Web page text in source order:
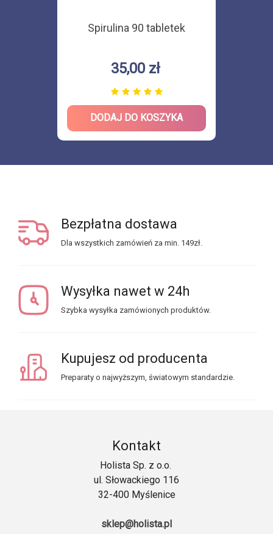
Spirulina 90 tabletek
35,00 zł
DODAJ DO KOSZYKA
Bezpłatna dostawa
Dla wszystkich zamówień za min. 149zł.
Wysyłka nawet w 24h
Szybka wysyłka zamówionych produktów.
Kupujesz od producenta
Preparaty o najwyższym, światowym standardzie.
Kontakt
Holista Sp. z o.o.
ul. Słowackiego 116
32-400 Myślenice
sklep@holista.pl